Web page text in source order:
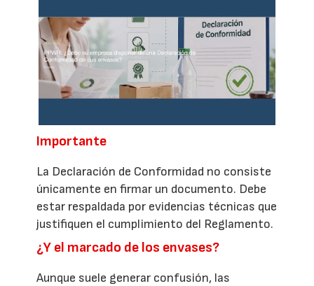
Importante
La Declaración de Conformidad no consiste
únicamente en firmar un documento. Debe
estar respaldada por evidencias técnicas que
justifiquen el cumplimiento del Reglamento.
¿Y el marcado de los envases?
Aunque suele generar confusión, las